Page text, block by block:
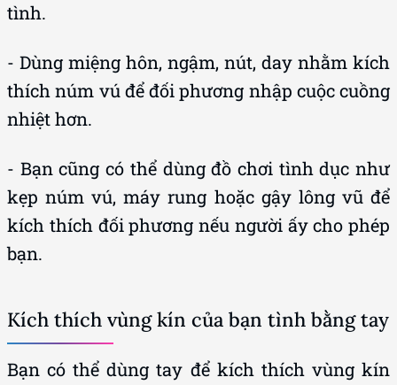
tình.
- Dùng miệng hôn, ngậm, nút, day nhằm kích
thích núm vú để đối phương nhập cuộc cuồng
nhiệt hơn.
- Bạn cũng có thể dùng đồ chơi tình dục như
kẹp núm vú, máy rung hoặc gậy lông vũ để
kích thích đối phương nếu người ấy cho phép
bạn.
Kích thích vùng kín của bạn tình bằng tay
Bạn có thể dùng tay để kích thích vùng kín